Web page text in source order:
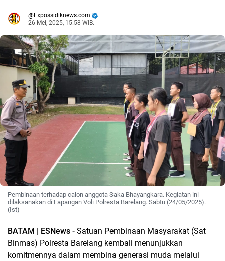
Expossidiknews.com
26 Mei, 2025, 15.58 WIB.
Pembinaan terhadap calon anggota Saka Bhayangkara. Kegiatan ini
dilaksanakan di Lapangan Voli Polresta Barelang. Sabtu (24/05/2025).
(Ist)
BATAM | ESNews - Satuan Pembinaan Masyarakat (Sat
Binmas) Polresta Barelang kembali menunjukkan
komitmennya dalam membina generasi muda melalui